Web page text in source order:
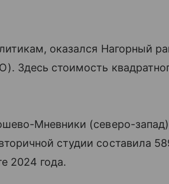
оказался Нагорный
Здесь стоимость
Мневники (северо-
студии составила
2024 года.